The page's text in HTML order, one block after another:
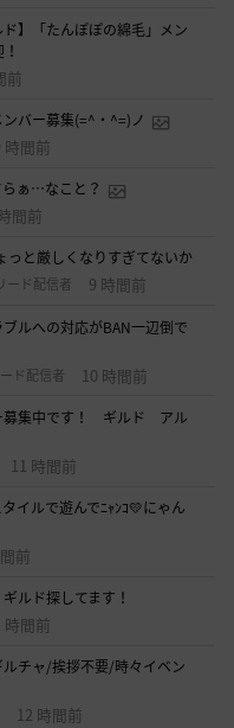
ド】「たんぽぽの綿毛」メン
前
バー募集(=^・^=)ノ
時間前
ぁ…なこと？
間前
っと厳しくなりすぎてないか
ード配信者 9 時間前
ルへの対応がBAN一辺倒で
ド配信者 10 時間前
募集中です！ ギルド アル
11 時間前
イルで遊んでﾆｬﾝｺ💛にゃん
前
ルド探してます！
時間前
ルチャ/挨拶不要/時々イベン
12 時間前